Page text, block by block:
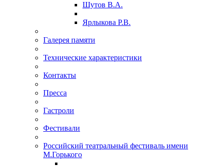
Шутов В.А.
Ярлыкова Р.В.
Галерея памяти
Технические характеристики
Контакты
Пресса
Гастроли
Фестивали
Российский театральный фестиваль имени
М.Горького